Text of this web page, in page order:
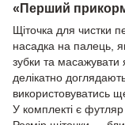
«Перший
Щіточка для чистки
насадка на палець,
зубки та масажувати
делікатно
використовуватись
У комплекті є футляр